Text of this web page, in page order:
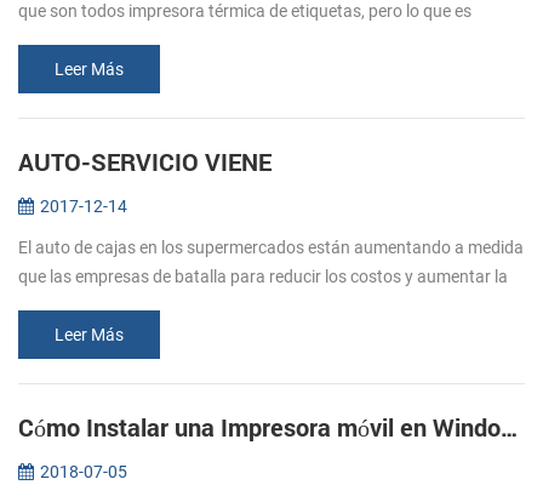
que son todos impresora térmica de etiquetas, pero lo que es
Impresor...
Leer Más
AUTO-SERVICIO VIENE
2017-12-14
El auto de cajas en los supermercados están aumentando a medida
que las empresas de batalla para reducir los costos y aumentar la
Reduc...Leer Más
Cómo Instalar una Impresora móvil en Windows con un Cable USB
2018-07-05